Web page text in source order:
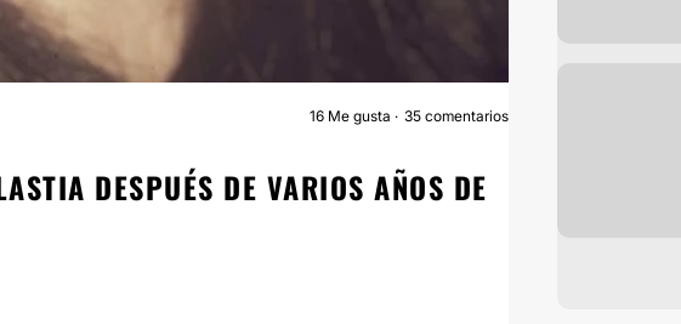
RINOPLASTIA
16 Me gusta 35 comentarios
DESPUÉS DE VARIOS AÑOS DE